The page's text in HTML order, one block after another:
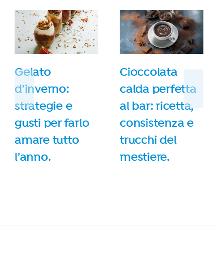
Gelato
d’inverno:
strategie e
gusti per farlo
amare tutto
l’anno.
Cioccolata
calda perfetta
al bar: ricetta,
consistenza e
trucchi del
mestiere.